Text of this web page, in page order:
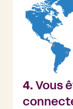
4. Vous